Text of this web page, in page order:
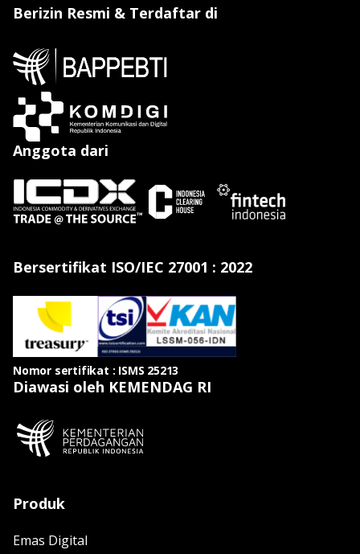
Berizin Resmi & Terdaftar di
Anggota dari
Bersertifikat ISO/IEC 27001 : 2022
Nomor sertifikat : ISMS 25213
Diawasi oleh KEMENDAG RI
Produk
Emas Digital